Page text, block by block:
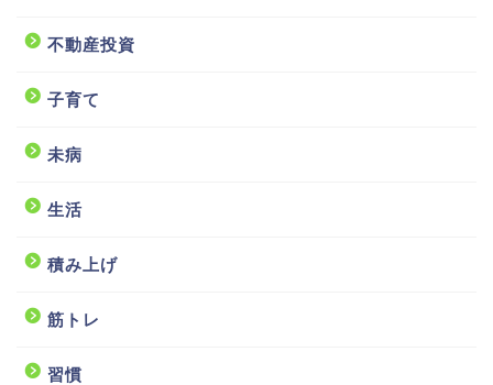
不動産投資
子育て
未病
生活
積み上げ
筋トレ
習慣